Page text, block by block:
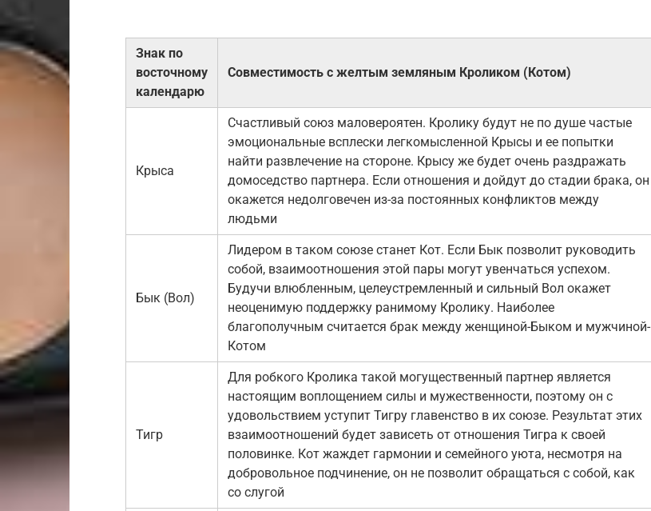
Знак по
восточному
календарю
Совместимость с желтым земляным Кроликом (Котом)
Крыса
Счастливый союз маловероятен. Кролику будут не по душе частые
эмоциональные всплески легкомысленной Крысы и ее попытки
найти развлечение на стороне. Крысу же будет очень раздражать
домоседство партнера. Если отношения и дойдут до стадии брака, он
окажется недолговечен из-за постоянных конфликтов между
людьми
Бык (Вол)
Лидером в таком союзе станет Кот. Если Бык позволит руководить
собой, взаимоотношения этой пары могут увенчаться успехом.
Будучи влюбленным, целеустремленный и сильный Вол окажет
неоценимую поддержку ранимому Кролику. Наиболее
благополучным считается брак между женщиной-Быком и мужчиной-
Котом
Тигр
Для робкого Кролика такой могущественный партнер является
настоящим воплощением силы и мужественности, поэтому он с
удовольствием уступит Тигру главенство в их союзе. Результат этих
взаимоотношений будет зависеть от отношения Тигра к своей
половинке. Кот жаждет гармонии и семейного уюта, несмотря на
добровольное подчинение, он не позволит обращаться с собой, как
со слугой